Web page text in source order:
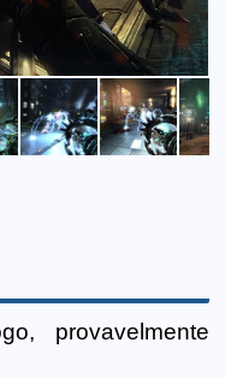
provavelmente